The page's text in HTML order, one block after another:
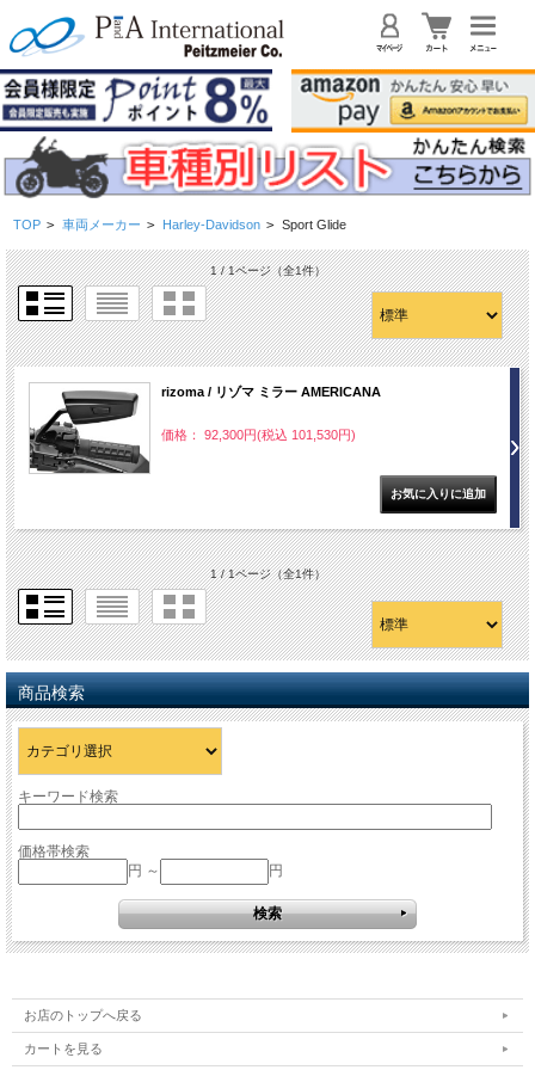
TOP > 車両メーカー > Harley-Davidson > Sport Glide
1 / 1ページ（全1件）
rizoma / リゾマ ミラー AMERICANA
価格： 92,300円(税込 101,530円)
1 / 1ページ（全1件）
商品検索
キーワード検索
価格帯検索
円 ～
円
お店のトップへ戻る
カートを見る